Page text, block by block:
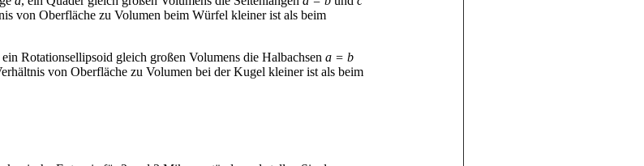
von Oberfläche zu Volumen beim Würfel kleiner ist als beim
ein Rotationsellipsoid gleich großen Volumens die Halbachsen a = b
von Oberfläche zu Volumen bei der Kugel kleiner ist als beim